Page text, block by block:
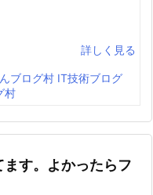
詳しく見る
村
す。よかったらフ